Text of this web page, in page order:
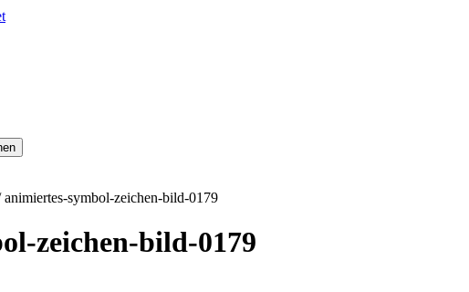
animiertes-symbol-zeichen-bild-0179
zeichen-bild-0179